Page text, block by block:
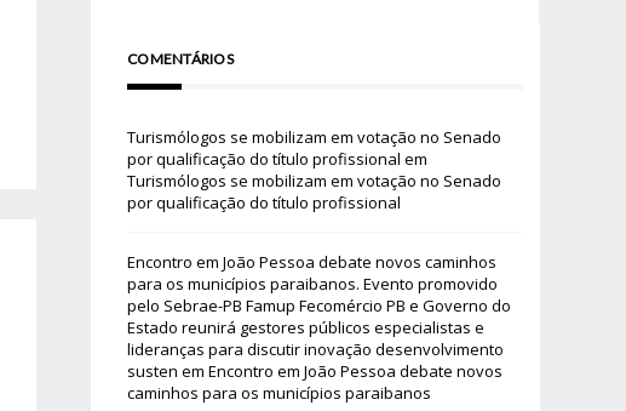
COMENTÁRIOS
Turismólogos se mobilizam em votação no Senado
por qualificação do título profissional em
Turismólogos se mobilizam em votação no Senado
por qualificação do título profissional
Encontro em João Pessoa debate novos caminhos
para os municípios paraibanos. Evento promovido
pelo Sebrae-PB Famup Fecomércio PB e Governo do
Estado reunirá gestores públicos especialistas e
lideranças para discutir inovação desenvolvimento
susten em Encontro em João Pessoa debate novos
caminhos para os municípios paraibanos